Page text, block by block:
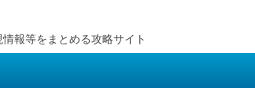
報等をまとめる攻略サイト